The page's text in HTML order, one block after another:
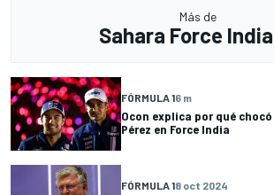
Más de
Sahara Force India
FÓRMULA 16 m
Ocon explica por qué
Pérez en Force India
FÓRMULA 18 oct 2024